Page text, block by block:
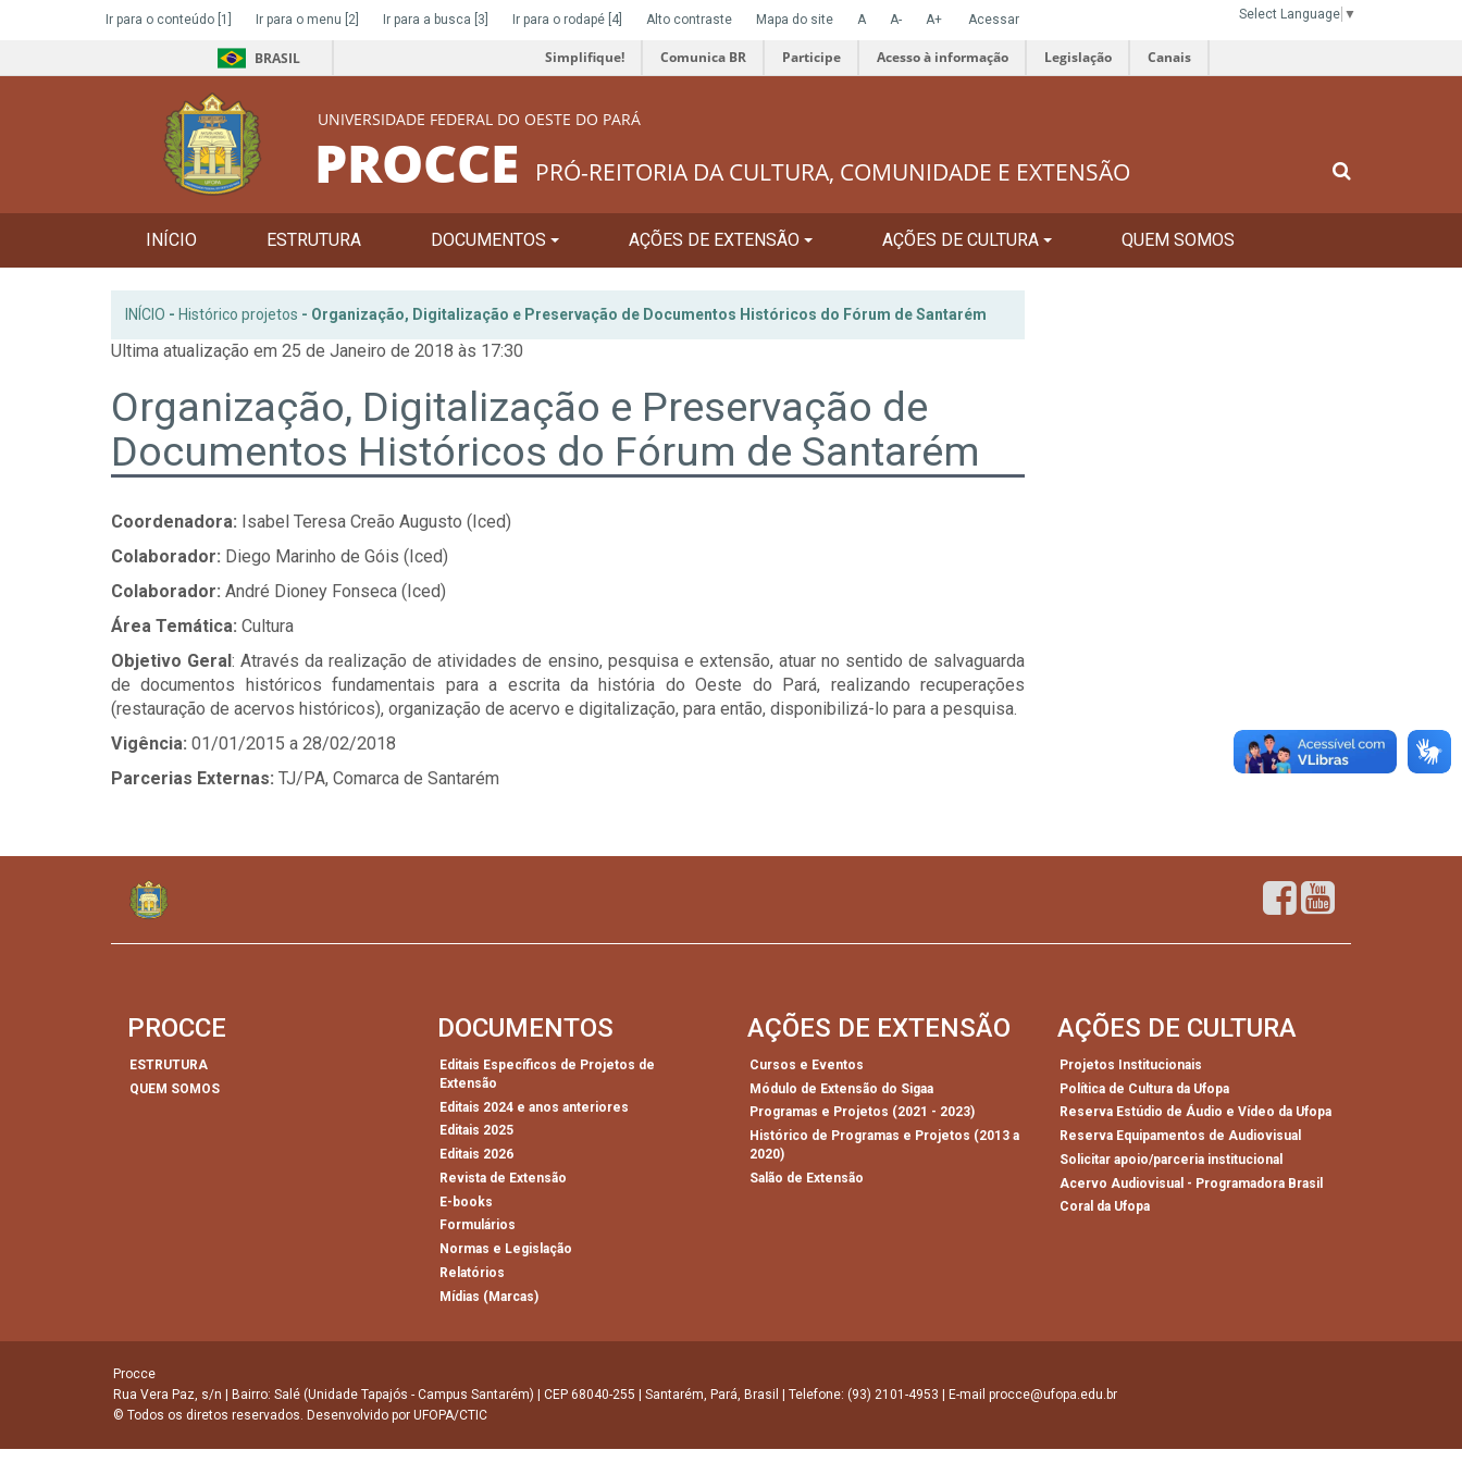
Ir para o conteúdo [1] Ir para o menu [2] Ir para a busca [3] Ir para o rodapé [4] Alto contraste Mapa do site A A- A+ Acessar Select Language ▼
BRASIL Simplifique! Comunica BR Participe Acesso à informação Legislação Canais
UNIVERSIDADE FEDERAL DO OESTE DO PARÁ
PROCCE PRÓ-REITORIA DA CULTURA, COMUNIDADE E EXTENSÃO
INÍCIO ESTRUTURA DOCUMENTOS AÇÕES DE EXTENSÃO AÇÕES DE CULTURA QUEM SOMOS
INÍCIO - Histórico projetos - Organização, Digitalização e Preservação de Documentos Históricos do Fórum de Santarém
Ultima atualização em 25 de Janeiro de 2018 às 17:30
Organização, Digitalização e Preservação de
Documentos Históricos do Fórum de Santarém
Coordenadora: Isabel Teresa Creão Augusto (Iced)
Colaborador: Diego Marinho de Góis (Iced)
Colaborador: André Dioney Fonseca (Iced)
Área Temática: Cultura
Objetivo Geral: Através da realização de atividades de ensino, pesquisa e extensão, atuar no sentido de salvaguarda
de documentos históricos fundamentais para a escrita da história do Oeste do Pará, realizando recuperações
(restauração de acervos históricos), organização de acervo e digitalização, para então, disponibilizá-lo para a pesquisa.
Vigência: 01/01/2015 a 28/02/2018
Parcerias Externas: TJ/PA, Comarca de Santarém
PROCCE
ESTRUTURA
QUEM SOMOS
DOCUMENTOS
Editais Específicos de Projetos de
Extensão
Editais 2024 e anos anteriores
Editais 2025
Editais 2026
Revista de Extensão
E-books
Formulários
Normas e Legislação
Relatórios
Mídias (Marcas)
AÇÕES DE EXTENSÃO
Cursos e Eventos
Módulo de Extensão do Sigaa
Programas e Projetos (2021 - 2023)
Histórico de Programas e Projetos (2013 a
2020)
Salão de Extensão
AÇÕES DE CULTURA
Projetos Institucionais
Política de Cultura da Ufopa
Reserva Estúdio de Áudio e Vídeo da Ufopa
Reserva Equipamentos de Audiovisual
Solicitar apoio/parceria institucional
Acervo Audiovisual - Programadora Brasil
Coral da Ufopa
Procce
Rua Vera Paz, s/n | Bairro: Salé (Unidade Tapajós - Campus Santarém) | CEP 68040-255 | Santarém, Pará, Brasil | Telefone: (93) 2101-4953 | E-mail procce@ufopa.edu.br
© Todos os diretos reservados. Desenvolvido por UFOPA/CTIC